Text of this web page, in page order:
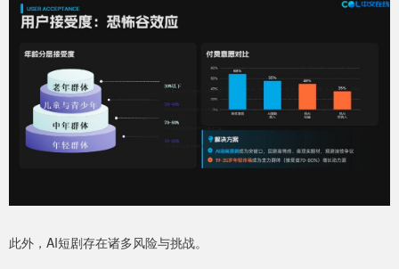
此外，AI短剧存在诸多风险与挑战。